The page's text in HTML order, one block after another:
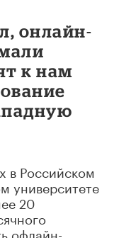
онлайн-
к нам
в Российском
университете
20
офлайн-